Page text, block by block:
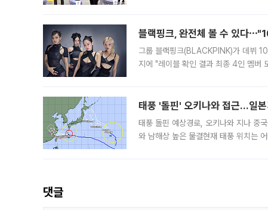
블랙핑크, 완전체 볼 수 있다
그룹 블랙핑크(BLACKPINK)가 데뷔
지에 "레이블 확인 결과 최종 4인 멤버
태풍 '돌핀' 오키나와 접근…일
태풍 돌핀 예상경로, 오키나와 지나 중
와 남해상 높은 물결현재 태풍 위치는
댓글